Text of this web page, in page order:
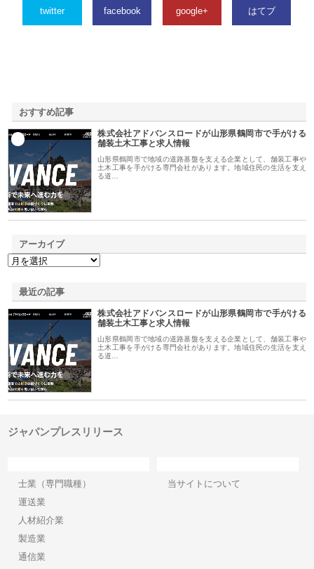
twitter facebook google+ はてブ
おすすめ記事
株式会社アドバンスロードが山形県鶴岡市で手がける
舗装土木工事と求人情報
山形県鶴岡市で地域の道路基盤を支える企業として、舗装工事や
土木工事を手がける専門会社があります。地域住民の生活を支え
る道…
アーカイブ
最近の記事
株式会社アドバンスロードが山形県鶴岡市で手がける
舗装土木工事と求人情報
山形県鶴岡市で地域の道路基盤を支える企業として、舗装工事や
土木工事を手がける専門会社があります。地域住民の生活を支え
る道…
ジャパンプレスリリース
士業（専門職種）
運送業
人材紹介業
製造業
通信業
当サイトについて